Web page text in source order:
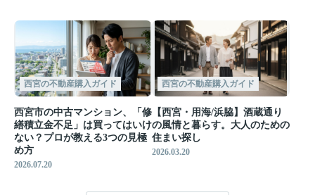
西宮の不動産購入ガイド
西宮市の中古マンション、「修
繕積立金不足」は買ってはいけ
ない？プロが教える3つの見極
め方
2026.07.20
西宮の不動産購入ガイド
【西宮・用海/浜脇】酒蔵通り
の風情と暮らす。大人のための
住まい探し
2026.03.20